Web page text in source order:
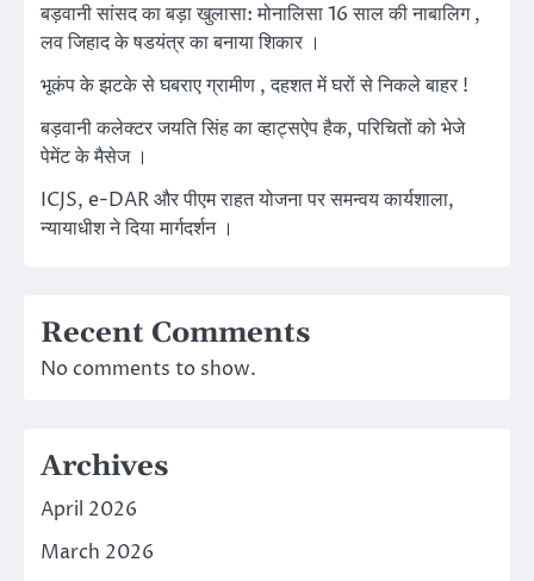
बड़वानी सांसद का बड़ा खुलासा: मोनालिसा 16 साल की नाबालिग ,
लव जिहाद के षडयंत्र का बनाया शिकार ।
भूकंप के झटके से घबराए ग्रामीण , दहशत में घरों से निकले बाहर !
बड़वानी कलेक्टर जयति सिंह का व्हाट्सऐप हैक, परिचितों को भेजे
पेमेंट के मैसेज ।
ICJS, e-DAR और पीएम राहत योजना पर समन्वय कार्यशाला,
न्यायाधीश ने दिया मार्गदर्शन ।
Recent Comments
No comments to show.
Archives
April 2026
March 2026